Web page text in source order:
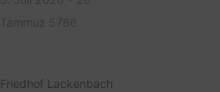
Friedhof Lackenbach